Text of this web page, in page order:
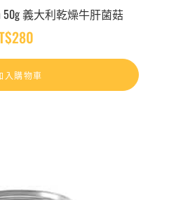
50g 義大利乾燥牛肝菌菇
280
入購物車